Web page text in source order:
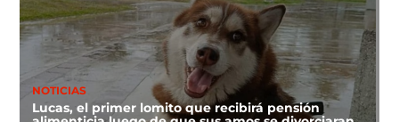
NOTICIAS
Lucas, el primer lomito que recibirá pensión